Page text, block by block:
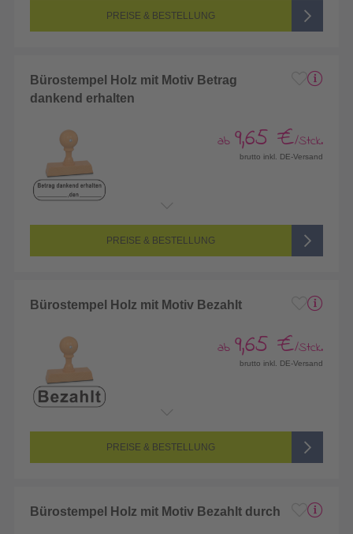
PREISE & BESTELLUNG
Bürostempel Holz mit Motiv Betrag
dankend erhalten
ab 9,65 €/Stck.
brutto inkl. DE-Versand
PREISE & BESTELLUNG
Bürostempel Holz mit Motiv Bezahlt
ab 9,65 €/Stck.
brutto inkl. DE-Versand
PREISE & BESTELLUNG
Bürostempel Holz mit Motiv Bezahlt durch